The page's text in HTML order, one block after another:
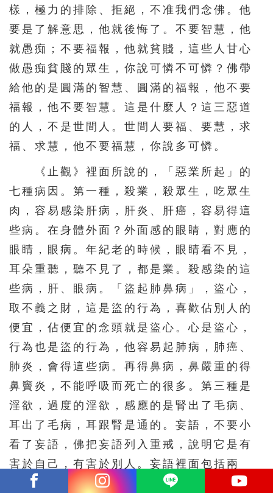
樣，極力的排除、拒絕，不准我們念佛。他
要是了解意思，他就後悔了。不要智慧，他
就愚痴；不要福報，他就貧賤，這些人甘心
做愚痴貧賤的眾生，你說可憐不可憐？佛帶
給他的是圓滿的智慧、圓滿的福報，他不要
福報，他不要智慧。這是什麼人？這三惡道
的人，不是世間人。世間人要福、要慧，求
福、求慧，他不要福慧，你說多可憐。
《止觀》裡面所說的，「惡業所起」的
七種病因。第一種，殺業，殺眾生，吃眾生
肉，容易感染肝病，肝炎、肝癌，容易得這
些病。在身體外面？外面感的眼睛，對應的
眼睛，眼病。年紀老的時候，眼睛看不見，
耳朵重聽，聽不見了，都是業。殺感染的這
些病，肝、眼病。「盜起肺鼻病」，盜心，
取不義之財，這是盜的行為，喜歡佔別人的
便宜，佔便宜的念頭就是盜心。心是盜心，
行為也是盜的行為，他容易起肺病，肺癌、
肺炎，會得這些病。再得鼻病，鼻嚴重的得
鼻竇炎，不能呼吸而死亡的很多。第三種是
淫欲，過度的淫欲，感應的是腎出了毛病、
耳出了毛病，耳跟腎是通的。妄語，不要小
看了妄語，佛把妄語列入重戒，說明它是有
害於自己，有害於別人。妄語裡面包括兩
舌，包括綺語，包括惡口，果報都不可思